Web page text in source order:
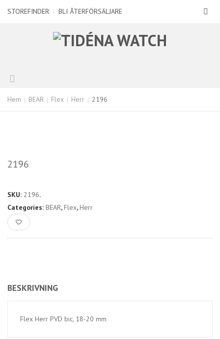
STOREFINDER | BLI ÅTERFÖRSÄLJARE
Hem BEAR Flex Herr 2196
2196
SKU: 2196.
Categories: BEAR,Flex,Herr
BESKRIVNING
Flex Herr PVD bic, 18-20 mm